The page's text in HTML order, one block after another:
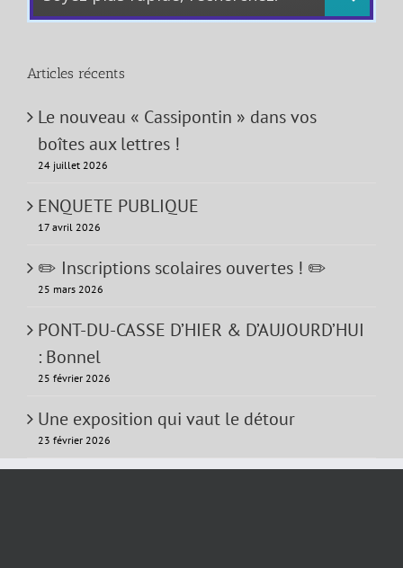
Articles récents
Le nouveau « Cassipontin » dans vos
boîtes aux lettres !
24 juillet 2026
ENQUETE PUBLIQUE
17 avril 2026
✏️ Inscriptions scolaires ouvertes ! ✏️
25 mars 2026
PONT-DU-CASSE D’HIER & D’AUJOURD’HUI
: Bonnel
25 février 2026
Une exposition qui vaut le détour
23 février 2026